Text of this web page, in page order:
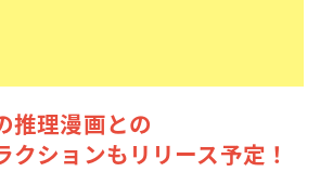
推理漫画との
クションもリリース予定！